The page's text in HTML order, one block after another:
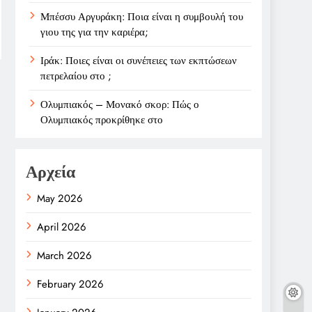
Μπέσσυ Αργυράκη: Ποια είναι η συμβουλή του
γιου της για την καριέρα;
Ιράκ: Ποιες είναι οι συνέπειες των εκπτώσεων
πετρελαίου στο ;
Ολυμπιακός – Μονακό σκορ: Πώς ο
Ολυμπιακός προκρίθηκε στο
Αρχεία
May 2026
April 2026
March 2026
February 2026